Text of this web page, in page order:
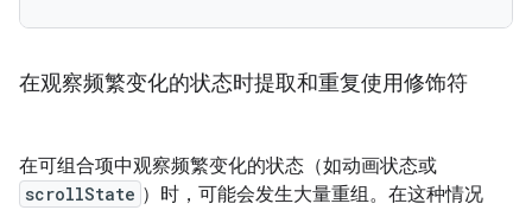
在观察频繁变化的状态时提取和重复使用修饰符
在可组合项中观察频繁变化的状态（如动画状态或
scrollState ）时，可能会发生大量重组。在这种情况